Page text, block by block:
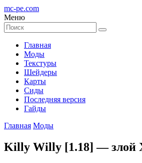
mc-pe.com
Меню
Главная
Моды
Текстуры
Шейдеры
Карты
Сиды
Последняя версия
Гайды
Главная Моды
Killy Willy [1.18] — злой